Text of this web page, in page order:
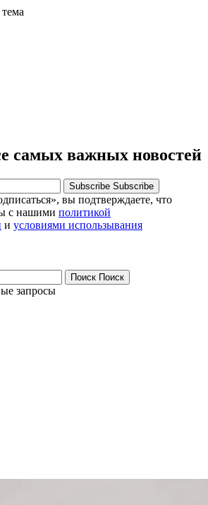
самых важных новостей
Subscribe Subscribe
вы подтверждаете, что
с нашими политикой
и условиями использывания
Поиск Поиск
запросы